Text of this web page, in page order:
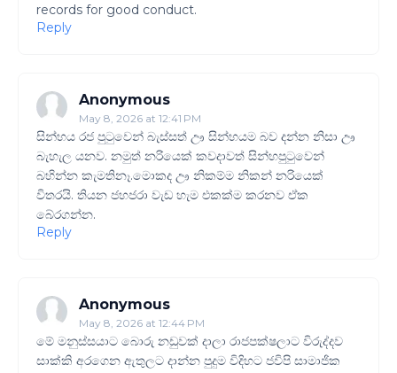
records for good conduct.
Reply
Anonymous
May 8, 2026 at 12:41 PM
සින්හය රජ පුටුවෙන් බැස්සත් ඌ සින්හයම බව දන්න නිසා ඌ
බැහැල යනව. නමුත් නරියෙක් කවදාවත් සින්හපුටුවෙන්
බහින්න කැමතිනෑ.මොකද ඌ නිකම්ම නිකන් නරියෙක්
විතරයි. තියන ජහජරා වැඩ හැම එකක්ම කරනව ඒක
බේරගන්න.
Reply
Anonymous
May 8, 2026 at 12:44 PM
මේ මනුස්සයාට බොරු නඩුවක් දාලා රාජපක්ෂලාට විරුද්දව
සාක්කි අරගෙන ඇතුලට දාන්න පුදුම විදිහට ජවිපි සාමාජික